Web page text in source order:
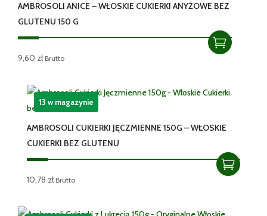
AMBROSOLI ANICE – WŁOSKIE CUKIERKI ANYŻOWE BEZ
GLUTENU 150 G
9,60 zł Brutto
AMBROSOLI CUKIERKI JĘCZMIENNE 150G – WŁOSKIE
CUKIERKI BEZ GLUTENU
10,78 zł Brutto
13 w magazynie